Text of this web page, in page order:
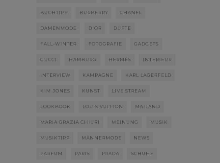
BUCHTIPP BURBERRY CHANEL
DAMENMODE DIOR DÜFTE
FALL-WINTER FOTOGRAFIE GADGETS
GUCCI HAMBURG HERMÈS INTERIEUR
INTERVIEW KAMPAGNE KARL LAGERFELD
KIM JONES KUNST LIVE STREAM
LOOKBOOK LOUIS VUITTON MAILAND
MARIA GRAZIA CHIURI MEINUNG MUSIK
MUSIKTIPP MÄNNERMODE NEWS
PARFUM PARIS PRADA SCHUHE